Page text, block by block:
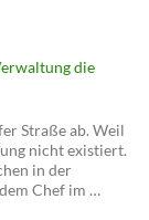
die
Straße ab. Weil
nicht existiert.
in der
Chef im …